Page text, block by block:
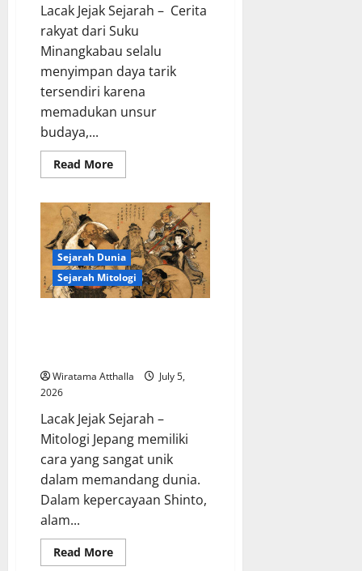
Lacak Jejak Sejarah – Cerita
rakyat dari Suku
Minangkabau selalu
menyimpan daya tarik
tersendiri karena
memadukan unsur
budaya,...
Read MoreRead
more
Suku
Minangkabau:
Hikayat
Perkawinan
dengan
Dewa
Sejarah Dunia
Sejarah Mitologi
Wiratama Atthalla
July 5,
2026
Lacak Jejak Sejarah –
Mitologi Jepang memiliki
cara yang sangat unik
dalam memandang dunia.
Dalam kepercayaan Shinto,
alam...
Read MoreRead
more